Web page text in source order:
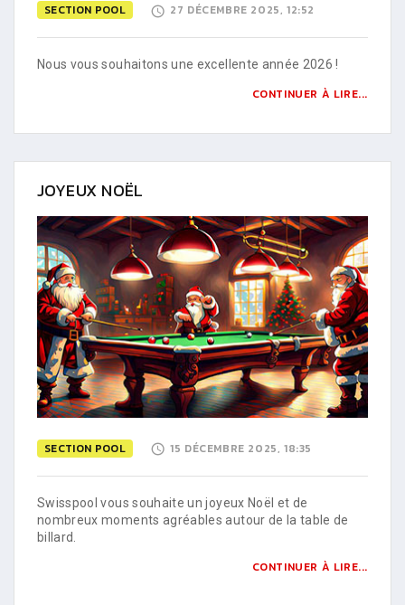
SECTION POOL 27 DÉCEMBRE 2025, 12:52
Nous vous souhaitons une excellente année 2026 !
CONTINUER À LIRE...
JOYEUX NOËL
SECTION POOL 15 DÉCEMBRE 2025, 18:35
Swisspool vous souhaite un joyeux Noël et de
nombreux moments agréables autour de la table de
billard.
CONTINUER À LIRE...